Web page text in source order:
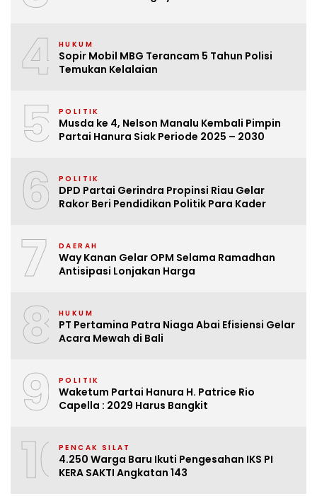
4 HUKUM
Sopir Mobil MBG Terancam 5 Tahun Polisi
Temukan Kelalaian
5 POLITIK
Musda ke 4, Nelson Manalu Kembali Pimpin
Partai Hanura Siak Periode 2025 – 2030
6 POLITIK
DPD Partai Gerindra Propinsi Riau Gelar
Rakor Beri Pendidikan Politik Para Kader
7 DAERAH
Way Kanan Gelar OPM Selama Ramadhan
Antisipasi Lonjakan Harga
8 HUKUM
PT Pertamina Patra Niaga Abai Efisiensi Gelar
Acara Mewah di Bali
9 POLITIK
Waketum Partai Hanura H. Patrice Rio
Capella : 2029 Harus Bangkit
10PENCAK SILAT
4.250 Warga Baru Ikuti Pengesahan IKS PI
KERA SAKTI Angkatan 143